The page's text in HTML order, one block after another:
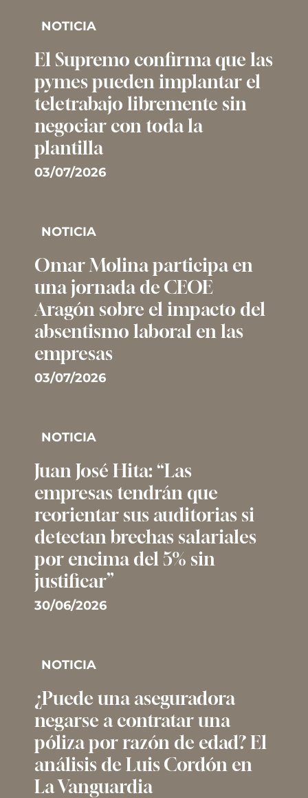
NOTICIA
El Supremo confirma que las
pymes pueden implantar el
teletrabajo libremente sin
negociar con toda la
plantilla
03/07/2026
NOTICIA
Omar Molina participa en
una jornada de CEOE
Aragón sobre el impacto del
absentismo laboral en las
empresas
03/07/2026
NOTICIA
Juan José Hita: “Las
empresas tendrán que
reorientar sus auditorias si
detectan brechas salariales
por encima del 5% sin
justificar”
30/06/2026
NOTICIA
¿Puede una aseguradora
negarse a contratar una
póliza por razón de edad? El
análisis de Luis Cordón en
La Vanguardia